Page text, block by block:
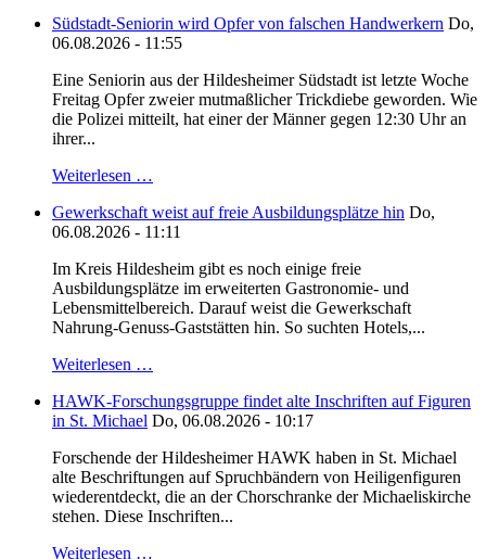
Südstadt-Seniorin wird Opfer von falschen Handwerkern Do,
06.08.2026 - 11:55
Eine Seniorin aus der Hildesheimer Südstadt ist letzte Woche
Freitag Opfer zweier mutmaßlicher Trickdiebe geworden. Wie
die Polizei mitteilt, hat einer der Männer gegen 12:30 Uhr an
ihrer...
Weiterlesen …
Gewerkschaft weist auf freie Ausbildungsplätze hin Do,
06.08.2026 - 11:11
Im Kreis Hildesheim gibt es noch einige freie
Ausbildungsplätze im erweiterten Gastronomie- und
Lebensmittelbereich. Darauf weist die Gewerkschaft
Nahrung-Genuss-Gaststätten hin. So suchten Hotels,...
Weiterlesen …
HAWK-Forschungsgruppe findet alte Inschriften auf Figuren
in St. Michael Do, 06.08.2026 - 10:17
Forschende der Hildesheimer HAWK haben in St. Michael
alte Beschriftungen auf Spruchbändern von Heiligenfiguren
wiederentdeckt, die an der Chorschranke der Michaeliskirche
stehen. Diese Inschriften...
Weiterlesen …